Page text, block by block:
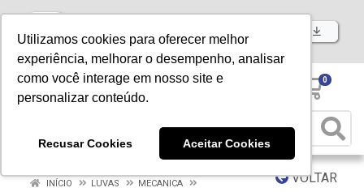
Utilizamos cookies para oferecer melhor
experiência, melhorar o desempenho, analisar
como você interage em nosso site e
personalizar conteúdo.
Recusar Cookies Aceitar Cookies
Baixe já nosso APP
0
VOLTAR
INÍCIO LUVAS
MECANICA